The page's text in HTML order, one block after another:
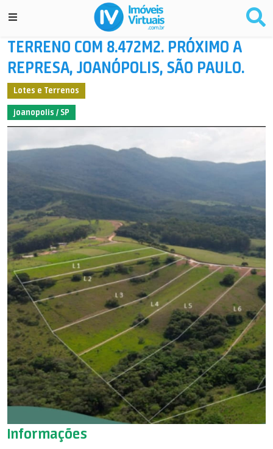
TERRENO COM 8.472M2. PRÓXIMO A
REPRESA, JOANÓPOLIS, SÃO PAULO.
Lotes e Terrenos
joanopolis / SP
Informações